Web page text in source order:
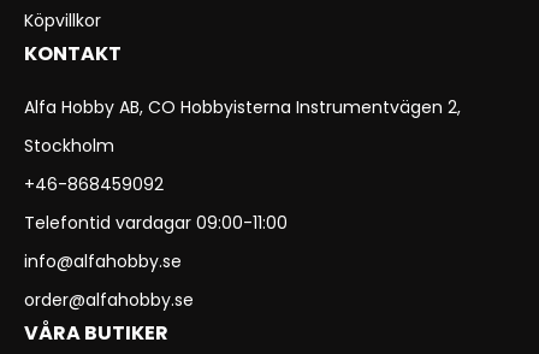
Köpvillkor
KONTAKT
Alfa Hobby AB, CO Hobbyisterna Instrumentvägen 2,
Stockholm
+46-868459092
Telefontid vardagar 09:00-11:00
info@alfahobby.se
order@alfahobby.se
VÅRA BUTIKER